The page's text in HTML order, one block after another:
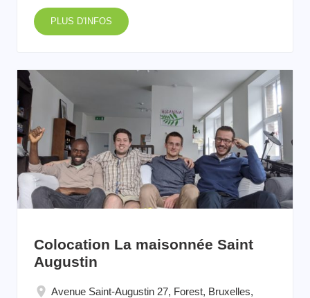
PLUS D'INFOS
Colocation La maisonnée Saint
Augustin
Avenue Saint-Augustin 27, Forest, Bruxelles,